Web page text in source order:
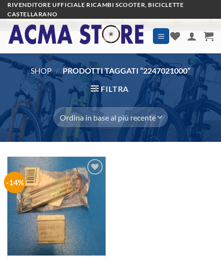
Salta
ai
contenuti
RIVENDITORE UFFICIALE RICAMBI SCOOTER, BICICLETTE
CASTELLARANO
SHOP / PRODOTTI TAGGATI “2247021000”
FILTRA
-14%
Aggiungi
alla lista
dei
desideri